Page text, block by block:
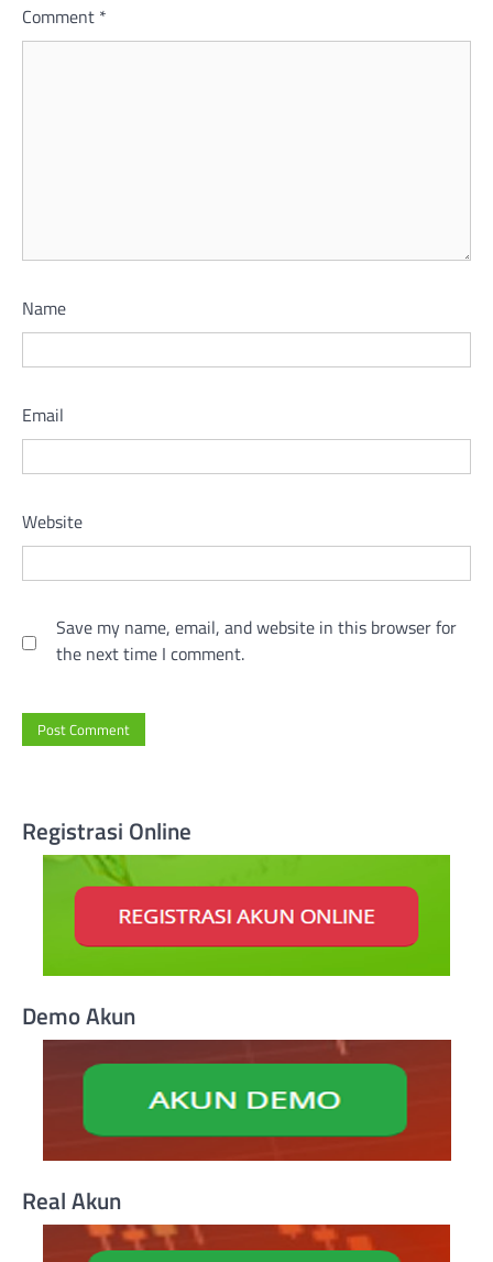
Comment *
Name
Email
Website
Save my name, email, and website in this browser for
the next time I comment.
Registrasi Online
Demo Akun
Real Akun